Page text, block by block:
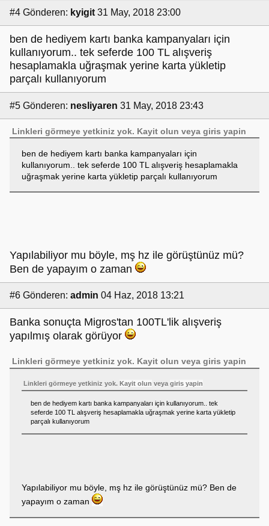
#4 Gönderen: kyigit 31 May, 2018 23:00
ben de hediyem kartı banka kampanyaları için
kullanıyorum.. tek seferde 100 TL alışveriş
hesaplamakla uğraşmak yerine karta yükletip
parçalı kullanıyorum
#5 Gönderen: nesliyaren 31 May, 2018 23:43
Linkleri görmeye yetkiniz yok. Kayit olun veyagiris yapin
ben de hediyem kartı banka kampanyaları için
kullanıyorum.. tek seferde 100 TL alışveriş hesaplamakla
uğraşmak yerine karta yükletip parçalı kullanıyorum
Yapılabiliyor mu böyle, mş hz ile görüştünüz mü?
Ben de yapayım o zaman
#6 Gönderen: admin 04 Haz, 2018 13:21
Banka sonuçta Migros'tan 100TL'lik alışveriş
yapılmış olarak görüyor
Linkleri görmeye yetkiniz yok. Kayit olun veyagiris yapin
Linkleri görmeye yetkiniz yok.Kayit olun veyagiris yapin
ben de hediyem kartı banka kampanyaları için kullanıyorum.. tek
seferde 100 TL alışveriş hesaplamakla uğraşmak yerine karta yükletip
parçalı kullanıyorum
Yapılabiliyor mu böyle, mş hz ile görüştünüz mü? Ben de
yapayım o zaman